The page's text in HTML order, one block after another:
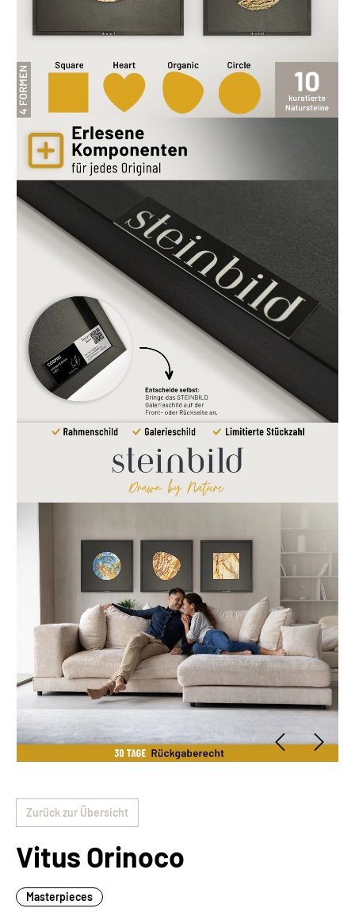
Zurück zur Übersicht
Vitus Orinoco
Masterpieces